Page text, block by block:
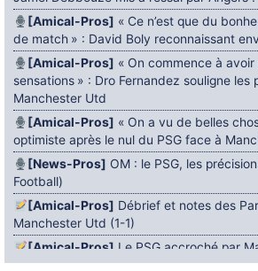
[Amical-Pros] « Ce n’est que du
de match » : David Boly reconnaissant
[Amical-Pros] « On commence à
sensations » : Dro Fernandez souligne les
Manchester Utd
[Amical-Pros] « On a vu de belles
optimiste après le nul du PSG face à
[News-Pros] OM : le PSG, les
Football)
[Amical-Pros] Débrief et notes des
Manchester Utd (1-1)
[Amical-Pros] Le PSG accroché par